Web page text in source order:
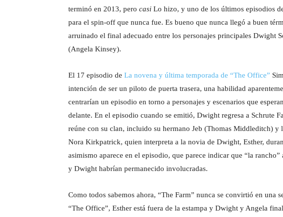
terminó en 2013, pero casi Lo hizo, y uno de los últimos episodios
para el spin-off que nunca fue. Es bueno que nunca llegó a buen
arruinado el final adecuado entre los personajes principales Dwight
(Angela Kinsey).
El 17 episodio de La novena y última temporada de “The Office”
intención de ser un piloto de puerta trasera, una habilidad
centrarían un episodio en torno a personajes y escenarios que
delante. En el episodio cuando se emitió, Dwight regresa a Schrute
reúne con su clan, incluido su hermano Jeb (Thomas Middleditch) y
Nora Kirkpatrick, quien interpreta a la novia de Dwight, Esther,
asimismo aparece en el episodio, que parece indicar que “la
y Dwight habrían permanecido involucradas.
Como todos sabemos ahora, “The Farm” nunca se convirtió en una
“The Office”, Esther está fuera de la estampa y Dwight y Angela